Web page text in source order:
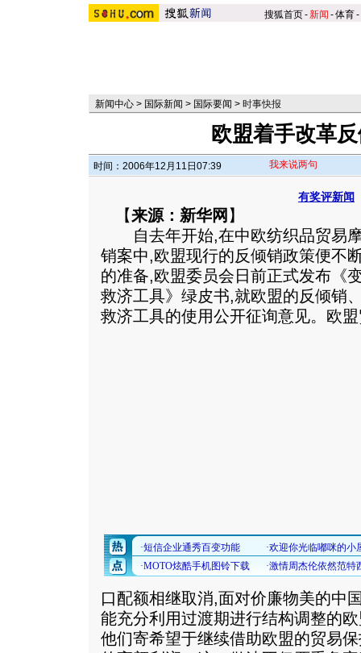
搜狐首页-新闻 -体育-
新闻中心 > 国际新闻 > 国际要闻 > 时事快报
欧盟着手改革
时间：2006年12月11日07:39 我来说两句
有奖评新闻
【来源：新华网 】
自去年开始,在中欧纺织品贸易摩
销案中,欧盟现行的反倾销政策便不
的准备,欧盟委员会日前正式发布《
救济工具》绿皮书,就欧盟的反倾销
救济工具的使用公开征询意见。 欧
口配额相继取消,面对价廉物美的中
能充分利用过渡期进行结构调整的
他们寄希望于继续借助欧盟的贸易